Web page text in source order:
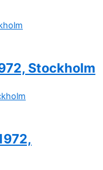
Stockholm